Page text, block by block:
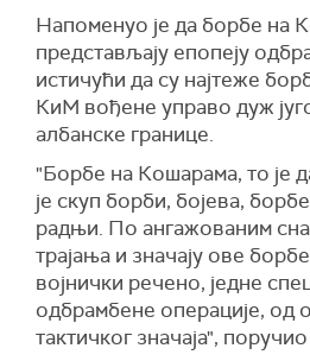
Напоменуо је да борбе на
представљају епопеју
истичући да су најтеже
КиМ вођене управо дуж
албанске границе.
"Борбе на Кошарама, то је
је скуп борби, бојева,
радњи. По ангажованим
трајања и значају ове
војнички речено, једне
одбрамбене операције, од
тактичког значаја",